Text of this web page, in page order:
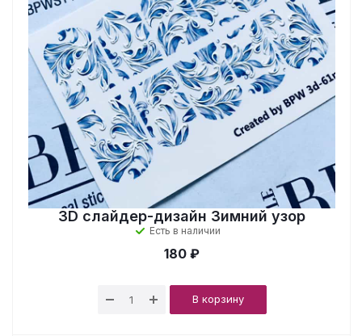
3D cлайдер-дизайн Зимний узор
Есть в наличии
180 ₽
В корзину